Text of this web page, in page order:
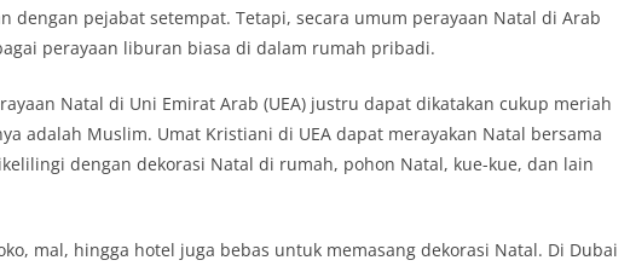
dengan pejabat setempat. Tetapi, secara umum perayaan Natal di Arab
perayaan liburan biasa di dalam rumah pribadi.
Natal di Uni Emirat Arab (UEA) justru dapat dikatakan cukup meriah
adalah Muslim. Umat Kristiani di UEA dapat merayakan Natal bersama
dengan dekorasi Natal di rumah, pohon Natal, kue-kue, dan lain
mal, hingga hotel juga bebas untuk memasang dekorasi Natal. Di Dubai